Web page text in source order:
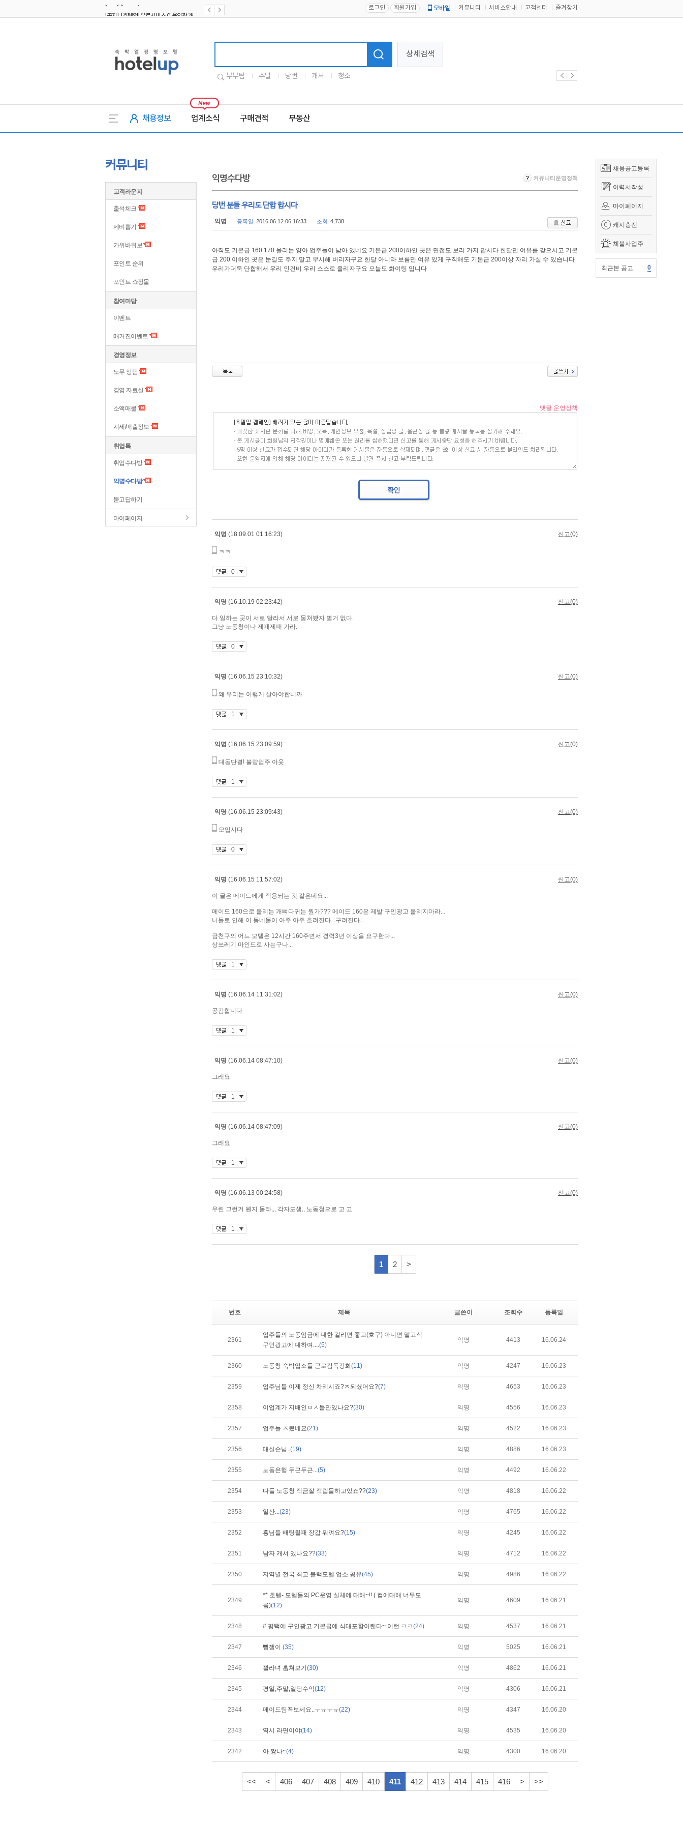
로그인 회원가입 모바일 커뮤니티 서비스안내 고객센터 즐겨찾기
상세검색
부부팀 주말 당번 캐셔 청소
채용정보 업계소식 구매견적 부동산
채용공고등록
이력서작성
마이페이지
캐시충전
체불사업주
최근본 공고 0
커뮤니티
고객라운지
출석체크
제비뽑기
가위바위보
포인트 순위
포인트 쇼핑몰
참여마당
이벤트
매거진이벤트
경영정보
노무 상담
경영 자료실
소액매물
시세/매출정보
취업톡
취업수다방
익명수다방
묻고답하기
마이페이지
익명수다방 커뮤니티운영정책
당번 분들 우리도 단합 합시다
익명 등록일 2016.06.12 06:16:33 조회 4,738
아직도 기본급 160 170 올리는 양아 업주들이 남아 있네요 기본급 200이하인 곳은 면접도 보러 가지 맙시다 한달만 여유를 갖으시고 기본
급 200 이하인 곳은 눈길도 주지 말고 무시해 버리자구요 한달 아니라 보름만 여유 있게 구직해도 기본급 200이상 자리 가실 수 있습니다
우리가더욱 단합해서 우리 인건비 우리 스스로 올리자구요 오늘도 화이팅 입니다
번호 제목 글쓴이 조회수 등록일
2361
업주들의 노동임금에 대한 걸리면 좋고(호구) 아니면 말고식
구인광고에 대하여....(5)
익명 4413 16.06.24
2360 노동청 숙박업소들 근로감독강화(11) 익명 4247 16.06.23
2359 업주님들 이제 정신 차리시죠?ㅈ되셨어요?(7) 익명 4653 16.06.23
2358 이업계가 지배인ㅂㅅ들만있나요?(30) 익명 4556 16.06.23
2357 업주들 ㅈ됬네요(21) 익명 4522 16.06.23
2356 대실손님..(19) 익명 4886 16.06.23
2355 노동은행 두근두근...(5) 익명 4492 16.06.22
2354 다들 노동청 적금잘 적립들하고있죠??(23) 익명 4818 16.06.22
2353 일산...(23) 익명 4765 16.06.22
2352 횽님들 배팅칠때 장갑 뭐껴요?(15) 익명 4245 16.06.22
2351 남자 캐셔 있나요??(33) 익명 4712 16.06.22
2350 지역별 전국 최고 블랙모텔 업소 공유(45) 익명 4986 16.06.22
2349
** 호텔- 모텔들의 PC운영 실체에 대해~!! ( 컴에대해 너무모
름)(12)
익명 4609 16.06.21
2348 # 평택에 구인광고 기본급에 식대포함이랜다~ 이런 ㅋㅋ(24) 익명 4537 16.06.21
2347 뻥쟁이 (35) 익명 5025 16.06.21
2346 꽐라녀 훔쳐보기 (30) 익명 4862 16.06.21
2345 평일,주말,일당수익(12) 익명 4306 16.06.21
2344 메이드팀꼭보세요..ㅜㅠㅜㅠ(22) 익명 4347 16.06.20
2343 역시 라면이야(14) 익명 4535 16.06.20
2342 아 짱나~(4) 익명 4300 16.06.20
<< < 406 407 408 409 410 411 412 413 414 415 416 > >>